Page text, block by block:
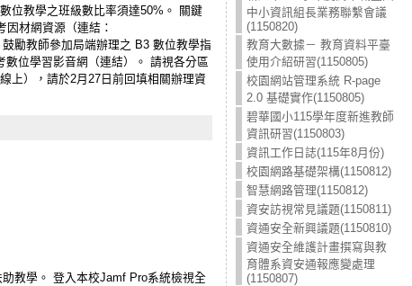
位教學之班級數比率須達50%。 關鍵
材網資源（連結：
勵教師參加局端辦理之 B3 數位教學指
位學習影音網（連結）。 請視各分區
上），請於2月27日前回填相關辦理資
教學。 登入本校Jamf Pro系統檢視全
中小資訊組長業務聯繫會議
(1150820)
教育大數據－ 教育資料平臺
使用介紹研習(1150805)
校園網站管理系統 R-page
2.0 基礎實作(1150805)
碧華國小115學年度新進教師
資訊研習(1150803)
資訊工作日誌(115年8月份)
校園網路基礎架構(1150812)
智慧網路管理(1150812)
資安訪視常見議題(1150811)
資通安全新興議題(1150810)
資通安全維護計畫撰寫與教
育體系資安通報應變處理
(1150807)